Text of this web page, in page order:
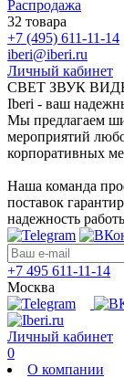
Распродажа
32 товара
+7 (495) 611-11-14
iberi@iberi.ru
Личный кабинет
СВЕТ ЗВУК
Iberi - ваш
Мы предлагаем
мероприятий
корпоративных
Наша команда
поставок
надежность
+7 495 611-11-14
Москва
Личный кабинет
0
О компании